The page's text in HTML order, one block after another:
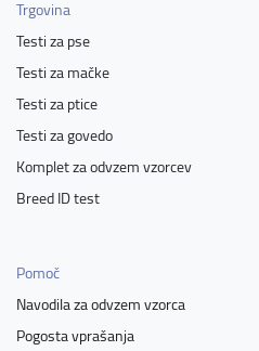
Trgovina
Testi za pse
Testi za mačke
Testi za ptice
Testi za govedo
Komplet za odvzem vzorcev
Breed ID test
Pomoč
Navodila za odvzem vzorca
Pogosta vprašanja